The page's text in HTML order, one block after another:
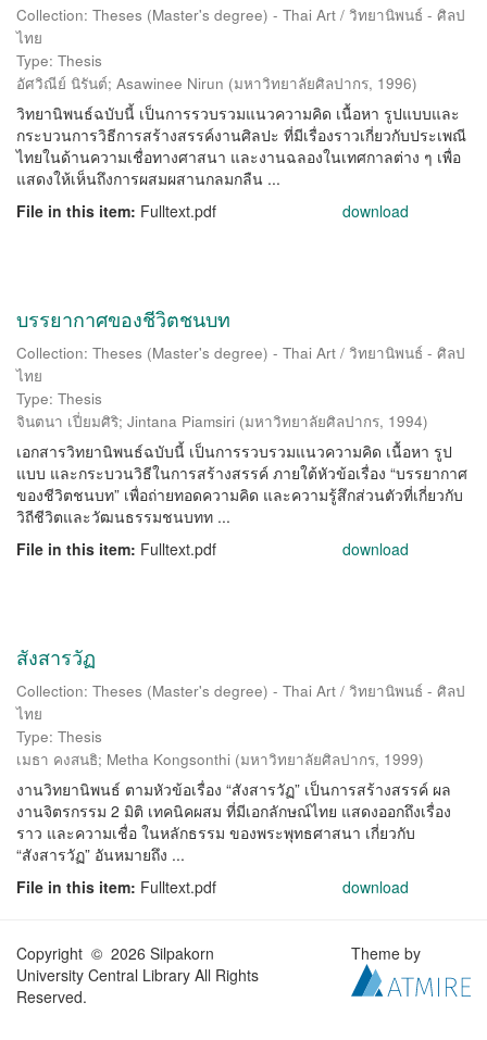
Collection: Theses (Master's degree) - Thai Art / วิทยานิพนธ์ - ศิลป
ไทย
Type: Thesis
อัศวิณีย์ นิรันต์; Asawinee Nirun (มหาวิทยาลัยศิลปากร, 1996)
วิทยานิพนธ์ฉบับนี้ เป็นการรวบรวมแนวความคิด เนื้อหา รูปแบบและ
กระบวนการวิธีการสร้างสรรค์งานศิลปะ ที่มีเรื่องราวเกี่ยวกับประเพณี
ไทยในด้านความเชื่อทางศาสนา และงานฉลองในเทศกาลต่าง ๆ เพื่อ
แสดงให้เห็นถึงการผสมผสานกลมกลืน ...
File in this item: Fulltext.pdf download
บรรยากาศของชีวิตชนบท
Collection: Theses (Master's degree) - Thai Art / วิทยานิพนธ์ - ศิลป
ไทย
Type: Thesis
จินตนา เปี่ยมศิริ; Jintana Piamsiri (มหาวิทยาลัยศิลปากร, 1994)
เอกสารวิทยานิพนธ์ฉบับนี้ เป็นการรวบรวมแนวความคิด เนื้อหา รูป
แบบ และกระบวนวิธีในการสร้างสรรค์ ภายใต้หัวข้อเรื่อง “บรรยากาศ
ของชีวิตชนบท” เพื่อถ่ายทอดความคิด และความรู้สึกส่วนตัวที่เกี่ยวกับ
วิถีชีวิตและวัฒนธรรมชนบทท ...
File in this item: Fulltext.pdf download
สังสารวัฏ
Collection: Theses (Master's degree) - Thai Art / วิทยานิพนธ์ - ศิลป
ไทย
Type: Thesis
เมธา คงสนธิ; Metha Kongsonthi (มหาวิทยาลัยศิลปากร, 1999)
งานวิทยานิพนธ์ ตามหัวข้อเรื่อง “สังสารวัฏ” เป็นการสร้างสรรค์ ผล
งานจิตรกรรม 2 มิติ เทคนิคผสม ที่มีเอกลักษณ์ไทย แสดงออกถึงเรื่อง
ราว และความเชื่อ ในหลักธรรม ของพระพุทธศาสนา เกี่ยวกับ
“สังสารวัฏ” อันหมายถึง ...
File in this item: Fulltext.pdf download
Copyright © 2026 Silpakorn
University Central Library All Rights
Reserved.
Theme by